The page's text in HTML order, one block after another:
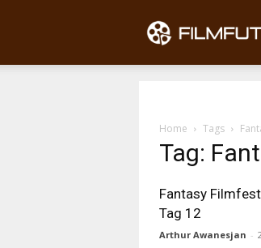
Home Tags
Tag:
Fantasy
Tag 12
Arthur Awanesjan -